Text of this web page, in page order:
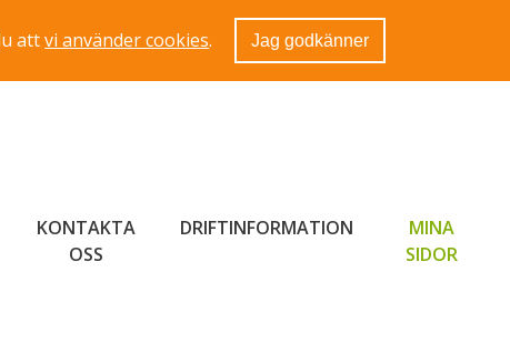
attvi använder cookies. Jag godkänner
KONTAKTA
OSS
DRIFTINFORMATION
MINA
SIDOR